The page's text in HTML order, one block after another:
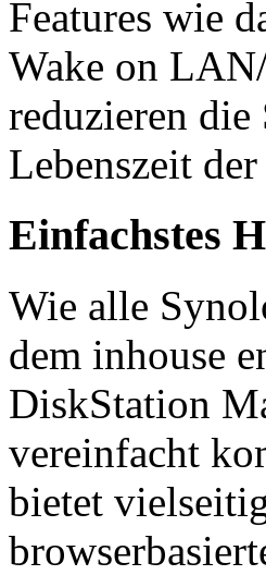
Features wie
Wake on
reduzieren
Lebenszeit
Einfachstes
Wie alle
dem inhouse
DiskStation
vereinfacht
bietet